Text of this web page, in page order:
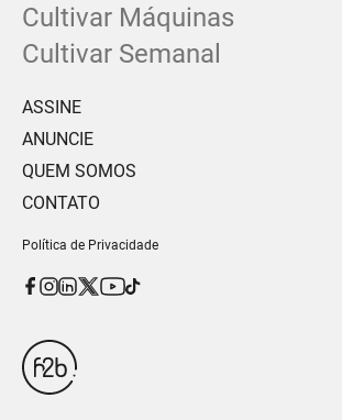
Cultivar Máquinas
Cultivar Semanal
ASSINE
ANUNCIE
QUEM SOMOS
CONTATO
Política de Privacidade